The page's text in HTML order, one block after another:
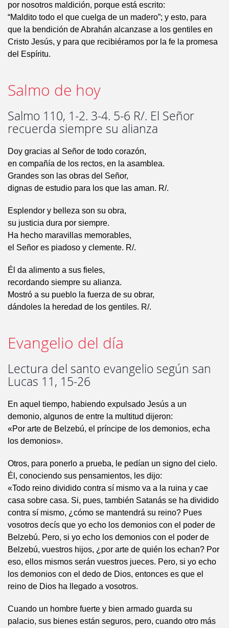
por nosotros maldición, porque está escrito:
“Maldito todo el que cuelga de un madero”; y esto, para
que la bendición de Abrahán alcanzase a los gentiles en
Cristo Jesús, y para que recibiéramos por la fe la promesa
del Espíritu.
Salmo de hoy
Salmo 110, 1-2. 3-4. 5-6 R/. El Señor
recuerda siempre su alianza
Doy gracias al Señor de todo corazón,
en compañía de los rectos, en la asamblea.
Grandes son las obras del Señor,
dignas de estudio para los que las aman. R/.
Esplendor y belleza son su obra,
su justicia dura por siempre.
Ha hecho maravillas memorables,
el Señor es piadoso y clemente. R/.
Él da alimento a sus fieles,
recordando siempre su alianza.
Mostró a su pueblo la fuerza de su obrar,
dándoles la heredad de los gentiles. R/.
Evangelio del día
Lectura del santo evangelio según san
Lucas 11, 15-26
En aquel tiempo, habiendo expulsado Jesús a un
demonio, algunos de entre la multitud dijeron:
«Por arte de Belzebú, el príncipe de los demonios, echa
los demonios».
Otros, para ponerlo a prueba, le pedían un signo del cielo.
Él, conociendo sus pensamientos, les dijo:
«Todo reino dividido contra sí mismo va a la ruina y cae
casa sobre casa. Si, pues, también Satanás se ha dividido
contra sí mismo, ¿cómo se mantendrá su reino? Pues
vosotros decís que yo echo los demonios con el poder de
Belzebú. Pero, si yo echo los demonios con el poder de
Belzebú, vuestros hijos, ¿por arte de quién los echan? Por
eso, ellos mismos serán vuestros jueces. Pero, si yo echo
los demonios con el dedo de Dios, entonces es que el
reino de Dios ha llegado a vosotros.
Cuando un hombre fuerte y bien armado guarda su
palacio, sus bienes están seguros, pero, cuando otro más